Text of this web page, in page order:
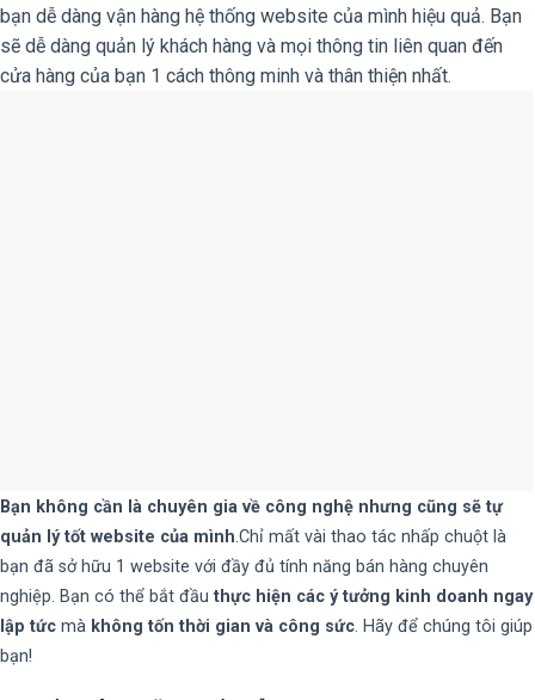
bạn dễ dàng vận hàng hệ thống website của mình hiệu quả. Bạn
sẽ dễ dàng quản lý khách hàng và mọi thông tin liên quan đến
cửa hàng của bạn 1 cách thông minh và thân thiện nhất.
Bạn không cần là chuyên gia về công nghệ nhưng cũng sẽ tự
quản lý tốt website của mình.Chỉ mất vài thao tác nhấp chuột là
bạn đã sở hữu 1 website với đầy đủ tính năng bán hàng chuyên
nghiệp. Bạn có thể bắt đầu thực hiện các ý tưởng kinh doanh ngay
lập tức mà không tốn thời gian và công sức. Hãy để chúng tôi giúp
bạn!